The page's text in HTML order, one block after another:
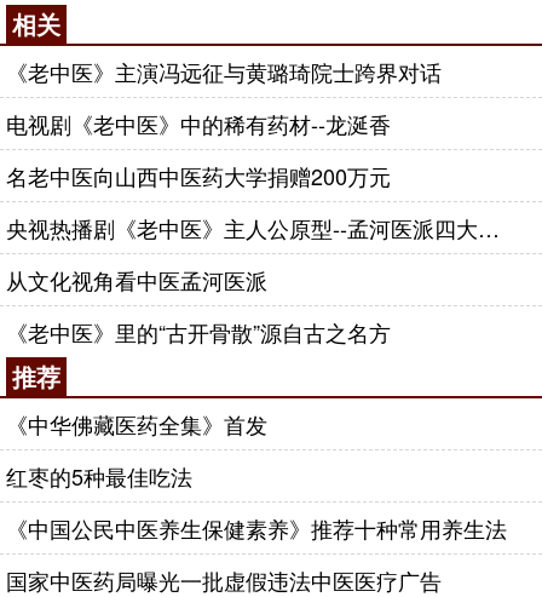
相关
《老中医》主演冯远征与黄璐琦院士跨界对话
电视剧《老中医》中的稀有药材--龙涎香
名老中医向山西中医药大学捐赠200万元
央视热播剧《老中医》主人公原型--孟河医派四大名医费、马、巢、丁
从文化视角看中医孟河医派
《老中医》里的“古开骨散”源自古之名方
推荐
《中华佛藏医药全集》首发
红枣的5种最佳吃法
《中国公民中医养生保健素养》推荐十种常用养生法
国家中医药局曝光一批虚假违法中医医疗广告